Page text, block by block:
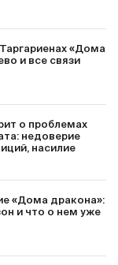
«Дома
и все связи
о проблемах
недоверие
насилие
«Дома дракона»:
и что о нем уже